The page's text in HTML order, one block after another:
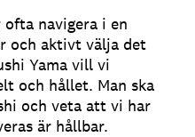
navigera i en
och aktivt välja det
Yama vill vi
och hållet. Man ska
och veta att vi har
är hållbar.